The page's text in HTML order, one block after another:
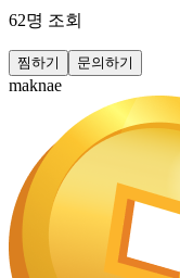
62명 조회
찜하기 문의하기
maknae